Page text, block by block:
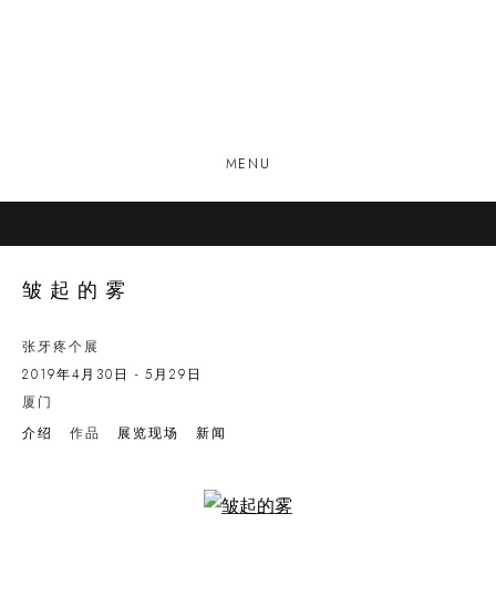
MENU
皱起的雾
张牙疼个展
2019年4月30日 - 5月29日
厦门
介绍
作品 展览现场 新闻
Open a larger version of the following image in a popup: